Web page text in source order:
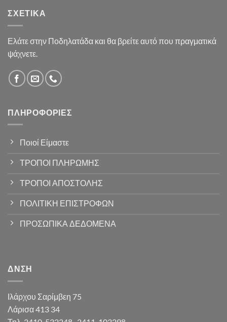
ΣΧΕΤΙΚΆ
Ελάτε στην Ποδηλατάδα και θα βρείτε αυτό που πραγματικά
ψάχνετε.
ΠΛΗΡΟΦΟΡΊΕΣ
Ποιοί Είμαστε
ΤΡΟΠΟΙ ΠΛΗΡΩΜΗΣ
ΤΡΟΠΟΙ ΑΠΟΣΤΟΛΗΣ
ΠΟΛΙΤΙΚΗ ΕΠΙΣΤΡΟΦΩΝ
ΠΡΟΣΩΠΙΚΑ ΔΕΔΟΜΕΝΑ
ΔΝΣΗ
Ιλάρχου Σαρίμβεη 75
Λάρισα 413 34